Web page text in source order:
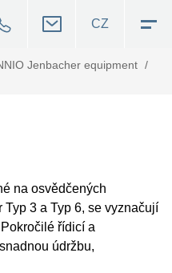
CZ
Jenbacher equipment /
na osvědčených
Typ 3 a Typ 6, se vyznačují
řídicí a
údržbu,